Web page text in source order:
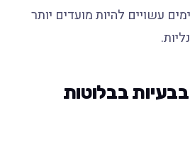
עשויים להיות מועדים יותר
בבלוטות